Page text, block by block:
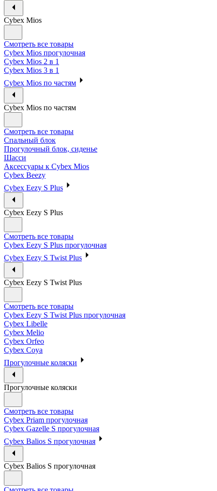
Cybex Mios
Смотреть все товары
Cybex Mios прогулочная
Cybex Mios 2 в 1
Cybex Mios 3 в 1
Cybex Mios по частям
Cybex Mios по частям
Смотреть все товары
Спальный блок
Прогулочный блок, сиденье
Шасси
Аксессуары к Cybex Mios
Cybex Beezy
Cybex Eezy S Plus
Cybex Eezy S Plus
Смотреть все товары
Cybex Eezy S Plus прогулочная
Cybex Eezy S Twist Plus
Cybex Eezy S Twist Plus
Смотреть все товары
Cybex Eezy S Twist Plus прогулочная
Cybex Libelle
Cybex Melio
Cybex Orfeo
Cybex Coya
Прогулочные коляски
Прогулочные коляски
Смотреть все товары
Cybex Priam прогулочная
Cybex Gazelle S прогулочная
Cybex Balios S прогулочная
Cybex Balios S прогулочная